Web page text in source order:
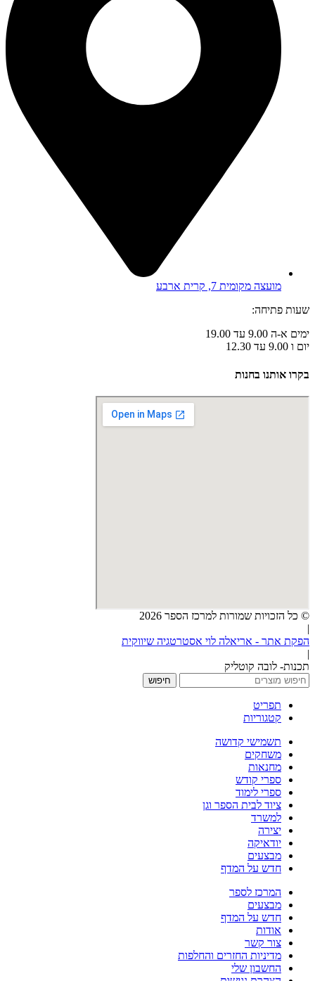
מועצה מקומית 7, קרית ארבע
שעות פתיחה:
ימים א-ה 9.00 עד 19.00
יום ו 9.00 עד 12.30
בקרו אותנו בחנות
© כל הזכויות שמורות למרכז הספר 2026
|
הפקת אתר - אריאלה לוי אסטרטגיה שיווקית
|
תכנות- לובה קוטליק
חיפוש
תפריט
קטגוריות
תשמישי קדושה
משחקים
מחנאות
ספרי קודש
ספרי לימוד
ציוד לבית הספר וגן
למשרד
יצירה
יודאיקה
מבצעים
חדש על המדף
המרכז לספר
מבצעים
חדש על המדף
אודות
צור קשר
מדיניות החזרים והחלפות
החשבון שלי